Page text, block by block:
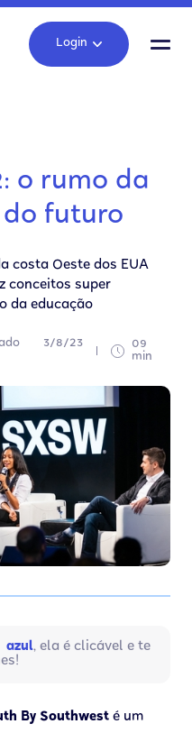
Login
o rumo da
futuro
costa Oeste dos EUA
conceitos super
da educação
3/8/23
09
min
azul, ela é clicável e te
By Southwest é um